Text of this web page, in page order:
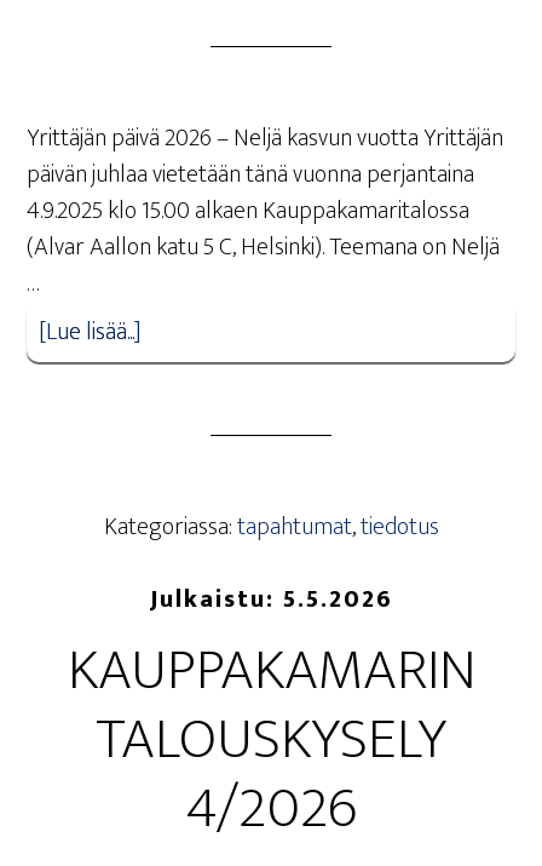
Yrittäjän päivä 2026 – Neljä kasvun vuotta Yrittäjän
päivän juhlaa vietetään tänä vuonna perjantaina
4.9.2025 klo 15.00 alkaen Kauppakamaritalossa
(Alvar Aallon katu 5 C, Helsinki). Teemana on Neljä
…
[Lue lisää...]
Kategoriassa:tapahtumat,tiedotus
Julkaistu: 5.5.2026
KAUP­PA­KA­MA­RIN
TALOUS­KY­SE­LY
4/2026